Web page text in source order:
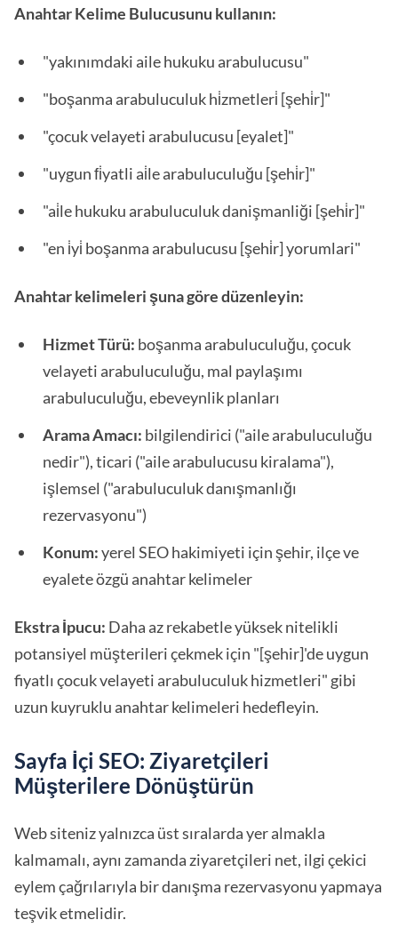
Anahtar Kelime Bulucusunu kullanın:
"yakınımdaki aile hukuku arabulucusu"
"boşanma arabuluculuk hi̇zmetleri̇ [şehi̇r]"
"çocuk velayeti arabulucusu [eyalet]"
"uygun fi̇yatli ai̇le arabuluculuğu [şehi̇r]"
"ai̇le hukuku arabuluculuk danişmanliği [şehi̇r]"
"en i̇yi̇ boşanma arabulucusu [şehi̇r] yorumlari"
Anahtar kelimeleri şuna göre düzenleyin:
Hizmet Türü: boşanma arabuluculuğu, çocuk
velayeti arabuluculuğu, mal paylaşımı
arabuluculuğu, ebeveynlik planları
Arama Amacı: bilgilendirici ("aile arabuluculuğu
nedir"), ticari ("aile arabulucusu kiralama"),
işlemsel ("arabuluculuk danışmanlığı
rezervasyonu")
Konum:yerel SEO hakimiyeti için şehir, ilçe ve
eyalete özgü anahtar kelimeler
Ekstra İpucu: Daha az rekabetle yüksek nitelikli
potansiyel müşterileri çekmek için "[şehir]'de uygun
fiyatlı çocuk velayeti arabuluculuk hizmetleri" gibi
uzun kuyruklu anahtar kelimeleri hedefleyin.
Sayfa İçi SEO: Ziyaretçileri
Müşterilere Dönüştürün
Web siteniz yalnızca üst sıralarda yer almakla
kalmamalı, aynı zamanda ziyaretçileri net, ilgi çekici
eylem çağrılarıyla bir danışma rezervasyonu yapmaya
teşvik etmelidir.